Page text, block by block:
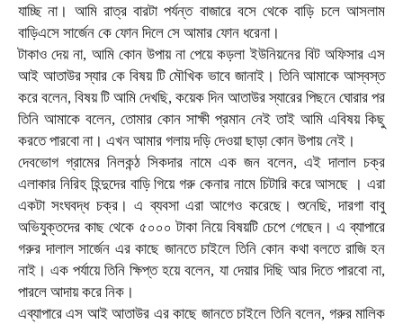
যাচ্ছি না। আমি রাত্র বারটা পর্যন্ত বাজারে বসে থেকে বাড়ি চলে আসলাম
বাড়িএসে সার্জেন কে ফোন দিলে সে আমার ফোন ধরেনা।
টাকাও দেয় না, আমি কোন উপায় না পেয়ে কড়লা ইউনিয়নের বিট অফিসার এস
আই আতাউর স্যার কে বিষয় টি মৌখিক ভাবে জানাই। তিনি আমাকে আস্বস্ত
করে বলেন, বিষয় টি আমি দেখছি, কয়েক দিন আতাউর স্যারের পিছনে ঘোরার পর
তিনি আমাকে বলেন, তোমার কোন সাক্ষী প্রমান নেই তাই আমি এবিষয় কিছু
করতে পারবো না। এখন আমার গলায় দড়ি দেওয়া ছাড়া কোন উপায় নেই।
দেবভোগ গ্রামের নিলকন্ঠ সিকদার নামে এক জন বলেন, এই দালাল চক্র
এলাকার নিরিহ হিন্দুদের বাড়ি গিয়ে গরু কেনার নামে চিটারি করে আসছে । এরা
একটা সংঘবদ্ধ চক্র। এ ব্যবসা এরা আগেও করেছে। শুনেছি, দারগা বাবু
অভিযুক্তদের কাছ থেকে ৫০০০ টাকা নিয়ে বিষয়টি চেপে গেছেন। এ ব্যাপারে
গরুর দালাল সার্জেন এর কাছে জানতে চাইলে তিনি কোন কথা বলতে রাজি হন
নাই। এক পর্যায়ে তিনি ক্ষিপ্ত হয়ে বলেন, যা দেয়ার দিছি আর দিতে পারবো না,
পারলে আদায় করে নিক।
এব্যাপারে এস আই আতাউর এর কাছে জানতে চাইলে তিনি বলেন, গরুর মালিক